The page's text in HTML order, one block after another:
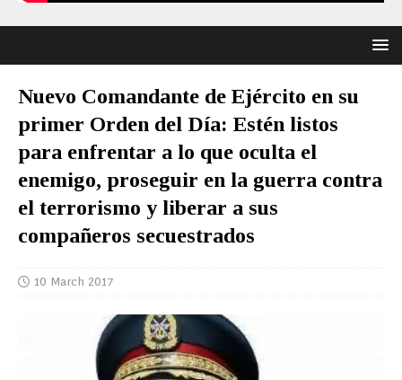
Nuevo Comandante de Ejército en su
primer Orden del Día: Estén listos
para enfrentar a lo que oculta el
enemigo, proseguir en la guerra contra
el terrorismo y liberar a sus
compañeros secuestrados
10 March 2017